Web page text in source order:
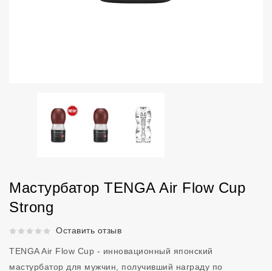
Мастурбатор TENGA Air Flow Cup
Strong
Рейтинг 5 из 5.Оставить отзыв
TENGA Air Flow Cup - инновационный японский
мастурбатор для мужчин, получивший награду по